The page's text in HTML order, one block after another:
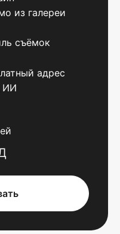
из галереи
съёмок
адрес
ИИ